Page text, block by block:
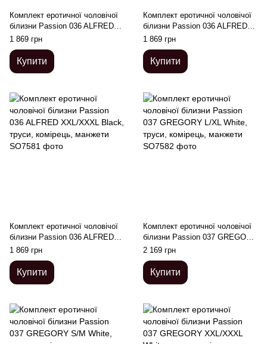
Комплект еротичної чоловічої
білизни Passion 036 ALFRED
L/XL Black, труси, комірець,
манжети
1 869 грн
Купити
Комплект еротичної чоловічої
білизни Passion 036 ALFRED
S/M Black, труси, комірець,
манжети
1 869 грн
Купити
Комплект еротичної чоловічої
білизни Passion 036 ALFRED
XXL/XXXL Black, труси,
комірець, манжети
1 869 грн
Купити
Комплект еротичної чоловічої
білизни Passion 037 GREGORY
L/XL White, труси, комірець,
манжети
2 169 грн
Купити